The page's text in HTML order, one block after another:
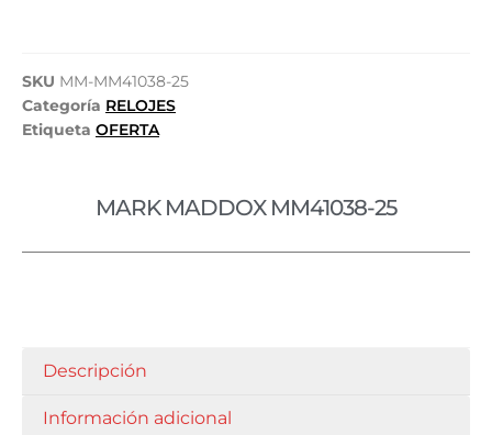
SKU MM-MM41038-25
Categoría RELOJES
Etiqueta OFERTA
MARK MADDOX MM41038-25
Descripción
Información adicional